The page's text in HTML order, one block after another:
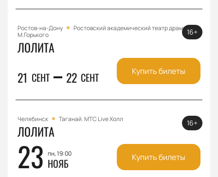
Ростов-на-Дону
Ростовский академический театр драмы им.
М.Горького
ЛОЛИТА
21 СЕНТ 22 СЕНТ
16+
Купить билеты
Челябинск Таганай. МТС Live Холл
ЛОЛИТА
23 пн, 19:00
НОЯБ
16+
Купить билеты